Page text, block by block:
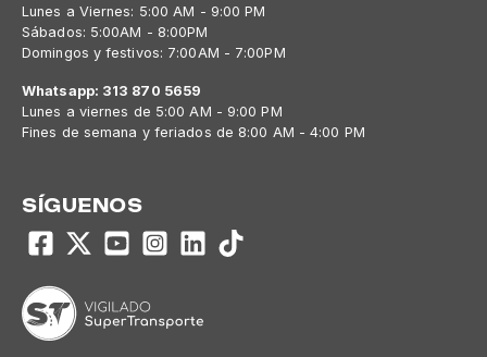
Lunes a Viernes: 5:00 AM - 9:00 PM
Sábados: 5:00AM - 8:00PM
Domingos y festivos: 7:00AM - 7:00PM
Whatsapp: 313 870 5659
Lunes a viernes de 5:00 AM - 9:00 PM
Fines de semana y feriados de 8:00 AM - 4:00 PM
SÍGUENOS